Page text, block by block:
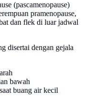
(pascamenopause)
pramenopause,
dan flek di luar jadwal
disertai dengan gejala
bawah
buang air kecil